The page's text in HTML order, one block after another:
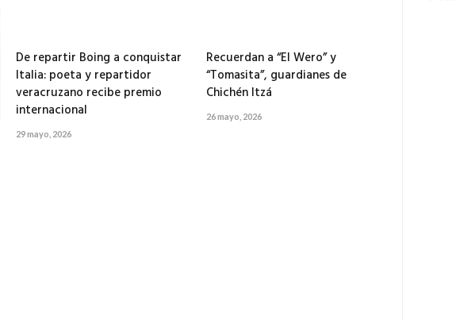
De repartir Boing a conquistar
Italia: poeta y repartidor
veracruzano recibe premio
internacional
29 mayo, 2026
Recuerdan a “El Wero” y
“Tomasita”, guardianes de
Chichén Itzá
26 mayo, 2026